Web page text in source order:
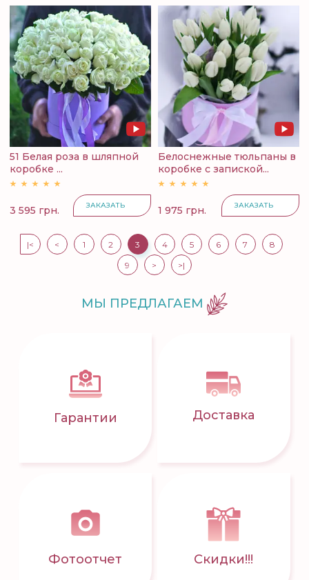
51 Белая роза в шляпной
коробке ...
3 595 грн. ЗАКАЗАТЬ
Белоснежные тюльпаны в
коробке с запиской...
1 975 грн. ЗАКАЗАТЬ
|< < 1 2 3 4 5 6 7
8
9
> >|
МЫ ПРЕДЛАГАЕМ
Гарантии Доставка
Фотоотчет Скидки!!!